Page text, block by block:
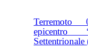
Terremoto
epicentro